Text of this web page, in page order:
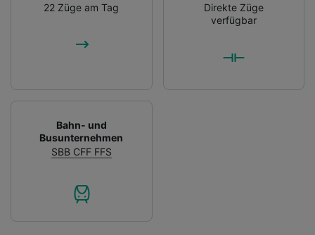
22 Züge am Tag
Direkte Züge
verfügbar
Bahn- und
Busunternehmen
SBB CFF FFS